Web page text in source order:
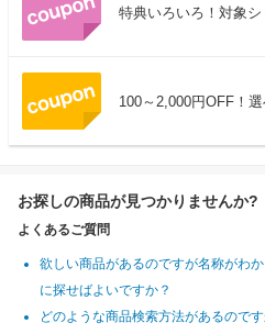
特典いろいろ！対象
100～2,000円OFF！
お探しの商品が見つかりませんか?
よくあるご質問
欲しい商品があるのですが名称がわ
に探せばよいですか？
どのような商品検索方法があるのです